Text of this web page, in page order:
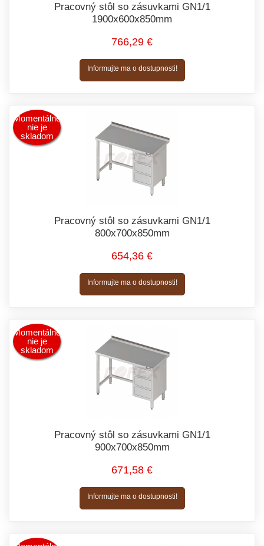
Pracovný stôl so zásuvkami GN1/1
1900x600x850mm
766,29 €
Informujte ma o dostupnosti!
Momentálne
nie je
skladom
Pracovný stôl so zásuvkami GN1/1
800x700x850mm
654,36 €
Informujte ma o dostupnosti!
Momentálne
nie je
skladom
Pracovný stôl so zásuvkami GN1/1
900x700x850mm
671,58 €
Informujte ma o dostupnosti!